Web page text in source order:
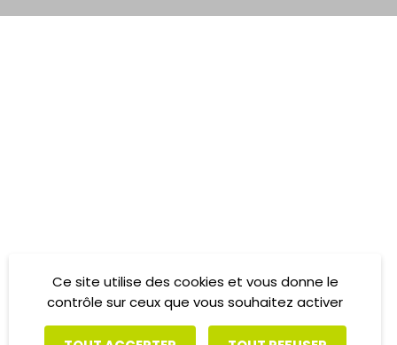
Ce site utilise des cookies et vous donne le
contrôle sur ceux que vous souhaitez activer